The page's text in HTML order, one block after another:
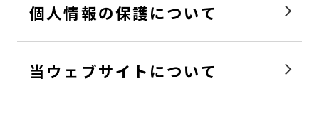
個人情報の保護について
当ウェブサイトについて